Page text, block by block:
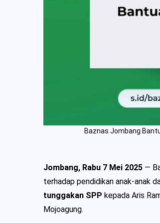
Baznas Jombang
Jombang, Rabu 7 Mei 2025 —
terhadap pendidikan anak-anak
tunggakan SPP kepada Aris
Mojoagung.